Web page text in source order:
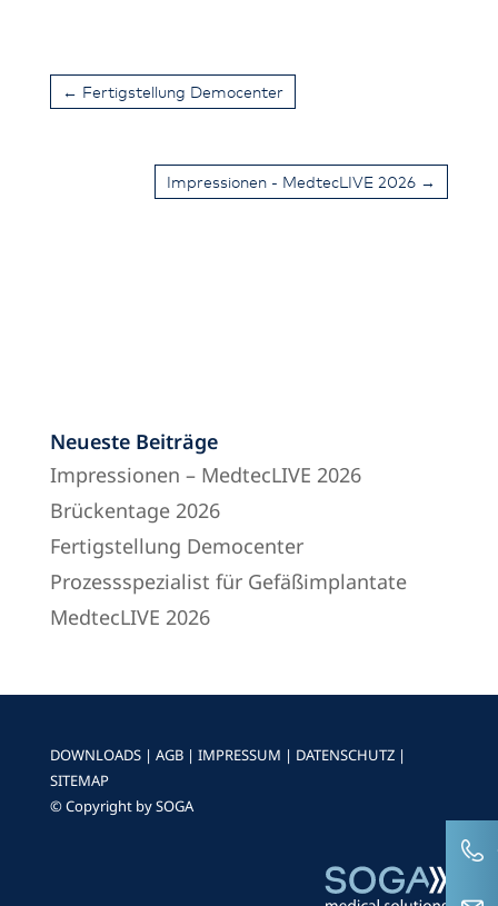
← Fertigstellung Democenter
Impressionen - MedtecLIVE 2026 →
Neueste Beiträge
Impressionen – MedtecLIVE 2026
Brückentage 2026
Fertigstellung Democenter
Prozessspezialist für Gefäßimplantate
MedtecLIVE 2026
DOWNLOADS| AGB| IMPRESSUM | DATENSCHUTZ|
SITEMAP
© Copyright by SOGA